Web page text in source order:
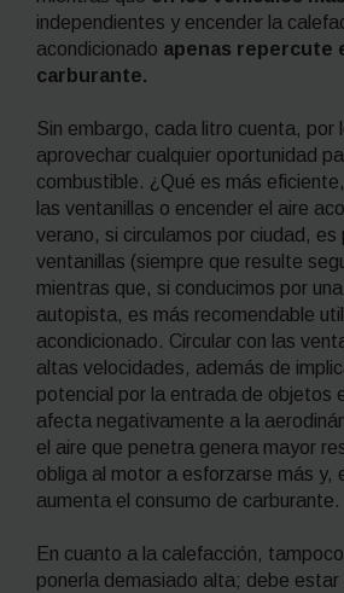
independientes y encender la
acondicionado apenas repercute
carburante.
Sin embargo, cada litro cuenta, por
aprovechar cualquier oportunidad
combustible. ¿Qué es más
las ventanillas o encender el aire
verano, si circulamos por ciudad, es
ventanillas (siempre que resulte
mientras que, si conducimos por
autopista, es más recomendable
acondicionado. Circular con las
altas velocidades, además de
potencial por la entrada de objetos
afecta negativamente a la
el aire que penetra genera mayor
obliga al motor a esforzarse más y,
aumenta el consumo de carburante.
En cuanto a la calefacción,
ponerla demasiado alta; debe estar